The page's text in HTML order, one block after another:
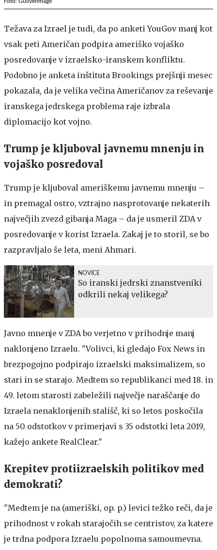
Težava za Izrael je tudi, da po anketi YouGov manj kot
vsak peti Američan podpira ameriško vojaško
posredovanje v izraelsko-iranskem konfliktu.
Podobno je anketa inštituta Brookings prejšnji mesec
pokazala, da je velika večina Američanov za reševanje
iranskega jedrskega problema raje izbrala
diplomacijo kot vojno.
Trump je kljuboval javnemu mnenju in
vojaško posredoval
Trump je kljuboval ameriškemu javnemu mnenju –
in premagal ostro, vztrajno nasprotovanje nekaterih
največjih zvezd gibanja Maga – da je usmeril ZDA v
posredovanje v korist Izraela. Zakaj je to storil, se bo
razpravljalo še leta, meni Ahmari.
NOVICE
So iranski jedrski znanstveniki
odkrili nekaj velikega?
Javno mnenje v ZDA bo verjetno v prihodnje manj
naklonjeno Izraelu. "Volivci, ki gledajo Fox News in
brezpogojno podpirajo izraelski maksimalizem, so
stari in se starajo. Medtem so republikanci med 18. in
49. letom starosti zabeležili največje naraščanje do
Izraela nenaklonjenih stališč, ki so letos poskočila
na 50 odstotkov v primerjavi s 35 odstotki leta 2019,
kažejo ankete RealClear."
Krepitev protiizraelskih politikov med
demokrati?
"Medtem je na (ameriški, op. p.) levici težko reči, da je
prihodnost v rokah starajočih se centristov, za katere
je trdna podpora Izraelu popolnoma samoumevna.